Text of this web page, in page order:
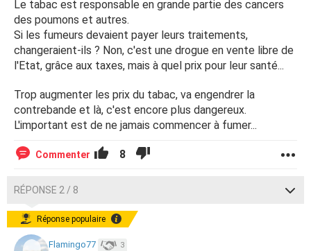
Le tabac est responsable en grande partie des cancers
des poumons et autres.
Si les fumeurs devaient payer leurs traitements,
changeraient-ils ? Non, c'est une drogue en vente libre de
l'Etat, grâce aux taxes, mais à quel prix pour leur santé...
Trop augmenter les prix du tabac, va engendrer la
contrebande et là, c'est encore plus dangereux.
L'important est de ne jamais commencer à fumer...
Commenter 8
RÉPONSE 2 / 8
Réponse populaire
Flamingo77 3